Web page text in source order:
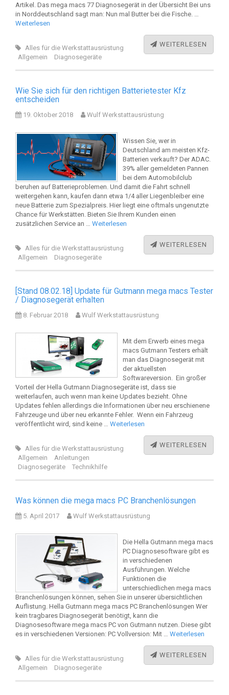
Artikel. Das mega macs 77 Diagnosegerät in der Übersicht Bei uns
in Norddeutschland sagt man: Nun mal Butter bei die Fische. …
Weiterlesen
WEITERLESEN
Alles für die Werkstattausrüstung
Allgemein
Diagnosegeräte
Wie Sie sich für den richtigen Batterietester Kfz
entscheiden
19. Oktober 2018 Wulf Werkstattausrüstung
Wissen Sie, wer in
Deutschland am meisten Kfz-
Batterien verkauft? Der ADAC.
39% aller gemeldeten Pannen
bei dem Automobilclub
beruhen auf Batterieproblemen. Und damit die Fahrt schnell
weitergehen kann, kaufen dann etwa 1/4 aller Liegenbleiber eine
neue Batterie zum Spezialpreis. Hier liegt eine oftmals ungenutzte
Chance für Werkstätten. Bieten Sie Ihrem Kunden einen
zusätzlichen Service an … Weiterlesen
WEITERLESEN
Alles für die Werkstattausrüstung
Allgemein
Diagnosegeräte
[Stand 08.02.18] Update für Gutmann mega macs Tester
/ Diagnosegerät erhalten
8. Februar 2018 Wulf Werkstattausrüstung
Mit dem Erwerb eines mega
macs Gutmann Testers erhält
man das Diagnosegerät mit
der aktuellsten
Softwareversion. Ein großer
Vorteil der Hella Gutmann Diagnosegeräte ist, dass sie
weiterlaufen, auch wenn man keine Updates bezieht. Ohne
Updates fehlen allerdings die Informationen über neu erschienene
Fahrzeuge und über neu erkannte Fehler. Wenn ein Fahrzeug
veröffentlicht wird, sind keine … Weiterlesen
WEITERLESEN
Alles für die Werkstattausrüstung
Allgemein
Anleitungen
Diagnosegeräte
Technikhilfe
Was können die mega macs PC Branchenlösungen
5. April 2017 Wulf Werkstattausrüstung
Die Hella Gutmann mega macs
PC Diagnosesoftware gibt es
in verschiedenen
Ausführungen. Welche
Funktionen die
unterschiedlichen mega macs
Branchenlösungen können, sehen Sie in unserer übersichtlichen
Auflistung. Hella Gutmann mega macs PC Branchenlösungen Wer
kein tragbares Diagnosegerät benötigt, kann die
Diagnosesoftware mega macs PC von Gutmann nutzen. Diese gibt
es in verschiedenen Versionen: PC Vollversion: Mit … Weiterlesen
WEITERLESEN
Alles für die Werkstattausrüstung
Allgemein
Diagnosegeräte